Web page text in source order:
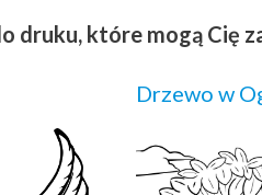
druku, które mogą Cię
Drzewo w